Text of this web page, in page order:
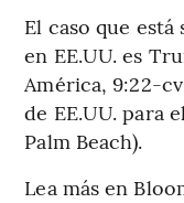
El caso que
en EE.UU. es
América, 9:22-
de EE.UU. para
Palm Beach).
Lea más en